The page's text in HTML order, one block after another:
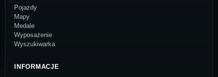
Pojazdy
Mapy
Medale
Wyposażenie
Wyszukiwarka
INFORMACJE